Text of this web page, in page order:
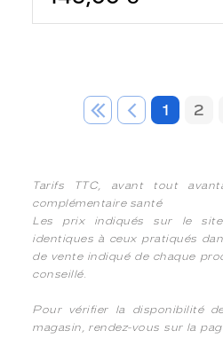
1 2
Tarifs TTC, avant tout
complémentaire santé
Les prix indiqués sur le
identiques à ceux pratiqués
de vente indiqué de chaque
conseillé.
Pour vérifier la disponibilité
magasin, rendez-vous sur la